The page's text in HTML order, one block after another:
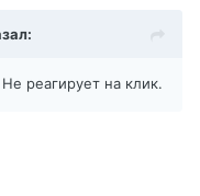
реагирует на клик.